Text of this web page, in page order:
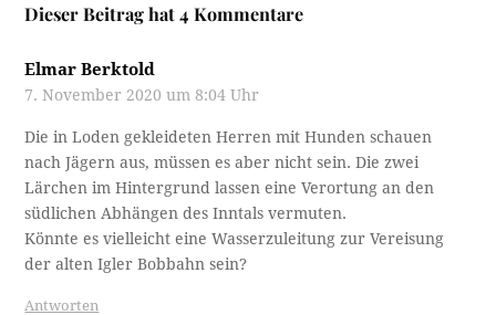
Dieser Beitrag hat 4 Kommentare
Elmar Berktold
7. November 2020 um 8:04 Uhr
Die in Loden gekleideten Herren mit Hunden schauen
nach Jägern aus, müssen es aber nicht sein. Die zwei
Lärchen im Hintergrund lassen eine Verortung an den
südlichen Abhängen des Inntals vermuten.
Könnte es vielleicht eine Wasserzuleitung zur Vereisung
der alten Igler Bobbahn sein?
Antworten